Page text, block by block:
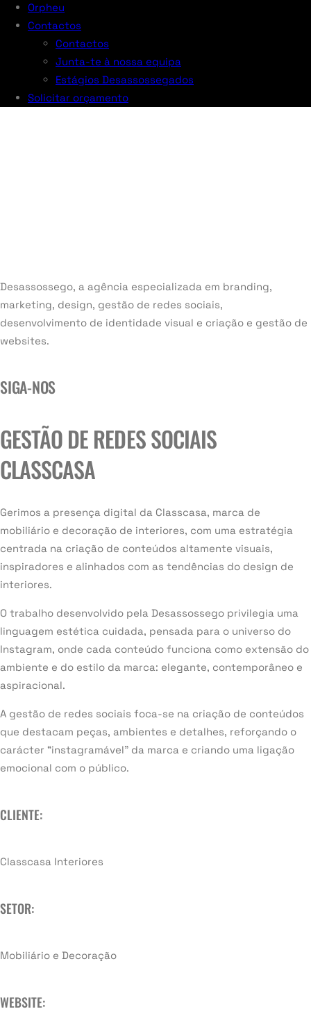
Orpheu
Contactos
Contactos
Junta-te à nossa equipa
Estágios Desassossegados
Solicitar orçamento
Desassossego, a agência especializada em branding,
marketing, design, gestão de redes sociais,
desenvolvimento de identidade visual e criação e gestão de
websites.
SIGA-NOS
GESTÃO DE REDES SOCIAIS
CLASSCASA
Gerimos a presença digital da Classcasa, marca de
mobiliário e decoração de interiores, com uma estratégia
centrada na criação de conteúdos altamente visuais,
inspiradores e alinhados com as tendências do design de
interiores.
O trabalho desenvolvido pela Desassossego privilegia uma
linguagem estética cuidada, pensada para o universo do
Instagram, onde cada conteúdo funciona como extensão do
ambiente e do estilo da marca: elegante, contemporâneo e
aspiracional.
A gestão de redes sociais foca-se na criação de conteúdos
que destacam peças, ambientes e detalhes, reforçando o
carácter “instagramável” da marca e criando uma ligação
emocional com o público.
CLIENTE:
Classcasa Interiores
SETOR:
Mobiliário e Decoração
WEBSITE: